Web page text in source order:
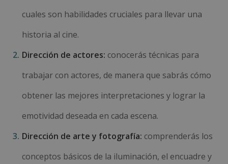
cuales son habilidades cruciales para llevar una
historia al cine.
Dirección de actores: conocerás técnicas para
trabajar con actores, de manera que sabrás cómo
obtener las mejores interpretaciones y lograr la
emotividad deseada en cada escena.
Dirección de arte y fotografía: comprenderás los
conceptos básicos de la iluminación, el encuadre y